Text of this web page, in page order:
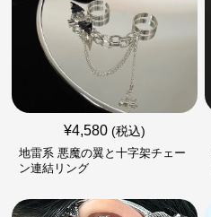
¥4,580 (税込)
地雷系 悪魔の翼と十字架チェー
ン連結リング